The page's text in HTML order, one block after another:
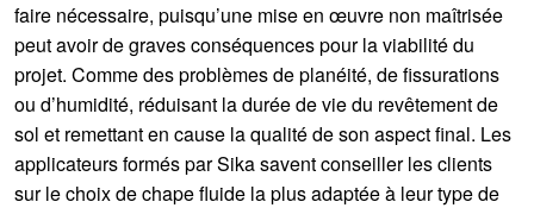
faire nécessaire, puisqu’une mise en œuvre non maîtrisée
peut avoir de graves conséquences pour la viabilité du
projet. Comme des problèmes de planéité, de fissurations
ou d’humidité, réduisant la durée de vie du revêtement de
sol et remettant en cause la qualité de son aspect final. Les
applicateurs formés par Sika savent conseiller les clients
sur le choix de chape fluide la plus adaptée à leur type de